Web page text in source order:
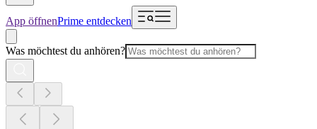
App öffnenPrime entdecken
Was möchtest du anhören?